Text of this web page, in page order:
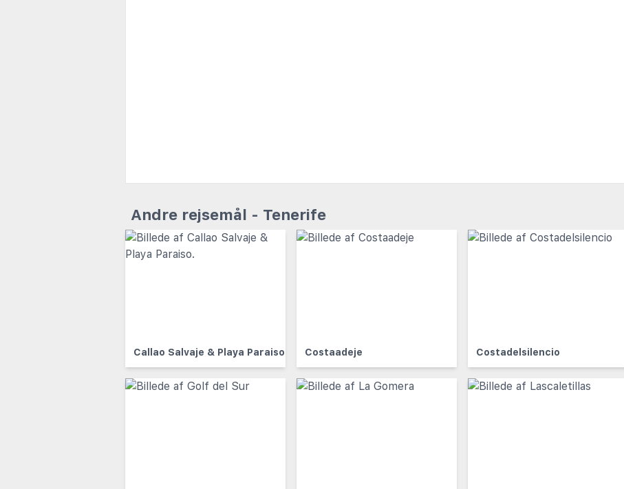
Andre rejsemål - Tenerife
Callao Salvaje & Playa Paraiso. Costaadeje Costadelsilencio